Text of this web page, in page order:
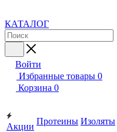
КАТАЛОГ
Войти
Избранные товары 0
Корзина 0
Акции
Протеины Изоляты